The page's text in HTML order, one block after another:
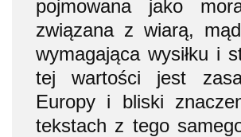
pojmowana jako
związana z wiarą,
wymagająca wysiłku i
tej wartości jest
Europy i bliski
tekstach z tego